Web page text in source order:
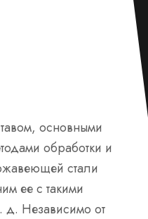
основными
обработки и
стали
ее с такими
д. Независимо от